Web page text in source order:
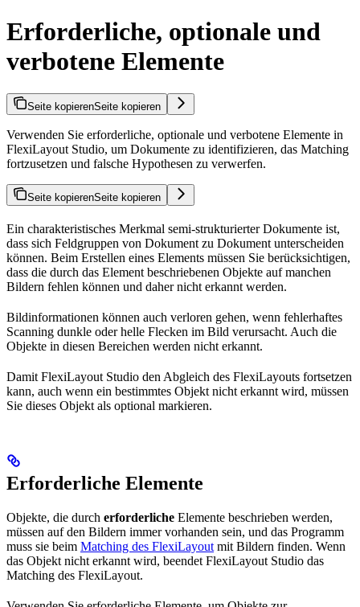
Erforderliche, optionale und
verbotene Elemente
Seite kopierenSeite kopieren
Verwenden Sie erforderliche, optionale und verbotene Elemente in
FlexiLayout Studio, um Dokumente zu identifizieren, das Matching
fortzusetzen und falsche Hypothesen zu verwerfen.
Seite kopierenSeite kopieren
Ein charakteristisches Merkmal semi-strukturierter Dokumente ist,
dass sich Feldgruppen von Dokument zu Dokument unterscheiden
können. Beim Erstellen eines Elements müssen Sie berücksichtigen,
dass die durch das Element beschriebenen Objekte auf manchen
Bildern fehlen können und daher nicht erkannt werden.
Bildinformationen können auch verloren gehen, wenn fehlerhaftes
Scanning dunkle oder helle Flecken im Bild verursacht. Auch die
Objekte in diesen Bereichen werden nicht erkannt.
Damit FlexiLayout Studio den Abgleich des FlexiLayouts fortsetzen
kann, auch wenn ein bestimmtes Objekt nicht erkannt wird, müssen
Sie dieses Objekt als optional markieren.
Erforderliche Elemente
Objekte, die durch erforderliche Elemente beschrieben werden,
müssen auf den Bildern immer vorhanden sein, und das Programm
muss sie beim Matching des FlexiLayout mit Bildern finden. Wenn
das Objekt nicht erkannt wird, beendet FlexiLayout Studio das
Matching des FlexiLayout.